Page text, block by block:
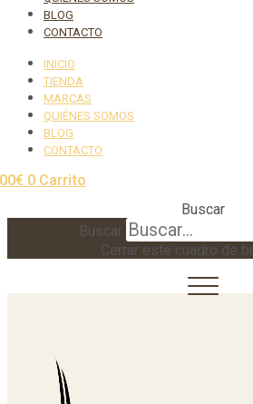
BLOG
CONTACTO
INICIO
TIENDA
MARCAS
QUIÉNES SOMOS
BLOG
CONTACTO
€ 0 Carrito
Buscar
Buscar
Cerrar este cuadro de